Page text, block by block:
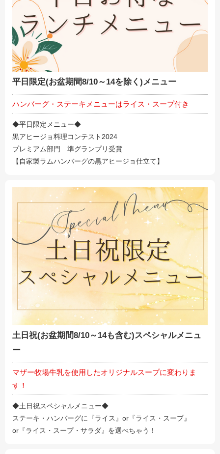
平日限定(お盆期間8/10～14を除く)メニュー
ハンバーグ・ステーキメニューはライス・スープ付き
◆平日限定メニュー◆
黒アヒージョ料理コンテスト2024
プレミアム部門 準グランプリ受賞
【自家製ラムハンバーグの黒アヒージョ仕立て】
土日祝(お盆期間8/10～14も含む)スペシャルメニュ
ー
マザー牧場牛乳を使用したオリジナルスープに変わりま
す！
◆土日祝スペシャルメニュー◆
ステーキ・ハンバーグに『ライス』or『ライス・スープ』
or『ライス・スープ・サラダ』を選べちゃう！